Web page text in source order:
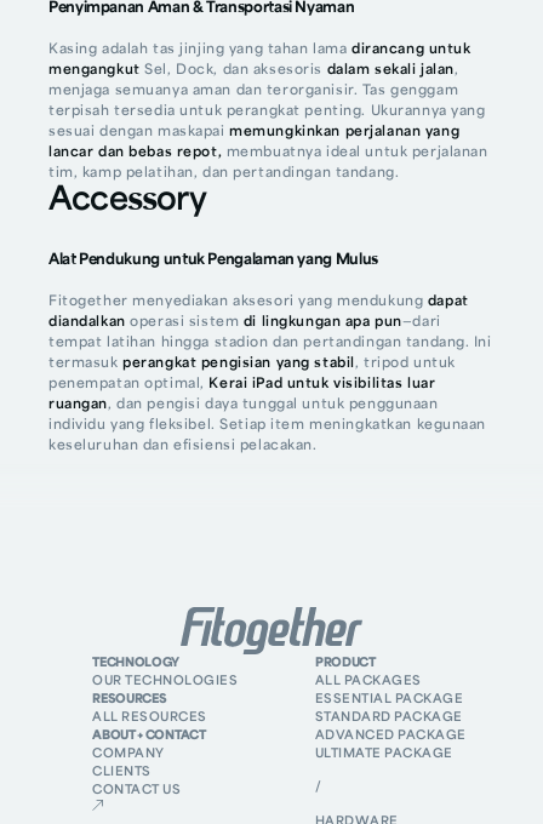
Penyimpanan Aman & Transportasi Nyaman
Kasing adalah tas jinjing yang tahan lama dirancang untuk
mengangkutSel, Dock, dan aksesoris dalam sekali jalan,
menjaga semuanya aman dan terorganisir. Tas genggam
terpisah tersedia untuk perangkat penting. Ukurannya yang
sesuai dengan maskapaimemungkinkan perjalanan yang
lancar dan bebas repot, membuatnya ideal untuk perjalanan
tim, kamp pelatihan, dan pertandingan tandang.
Accessory
Alat Pendukung untuk Pengalaman yang Mulus
Fitogether menyediakan aksesori yang mendukung dapat
diandalkan operasi sistem di lingkungan apa pun—dari
tempat latihan hingga stadion dan pertandingan tandang. Ini
termasukperangkat pengisian yang stabil , tripod untuk
penempatan optimal, Kerai iPad untuk visibilitas luar
ruangan, dan pengisi daya tunggal untuk penggunaan
individu yang fleksibel. Setiap item meningkatkan kegunaan
keseluruhan dan efisiensi pelacakan.
TECHNOLOGY
OUR TECHNOLOGIES
RESOURCES
ALL RESOURCES
ABOUT + CONTACT
COMPANY
CLIENTS
CONTACT US
PRODUCT
ALL PACKAGES
ESSENTIAL PACKAGE
STANDARD PACKAGE
ADVANCED PACKAGE
ULTIMATE PACKAGE
/